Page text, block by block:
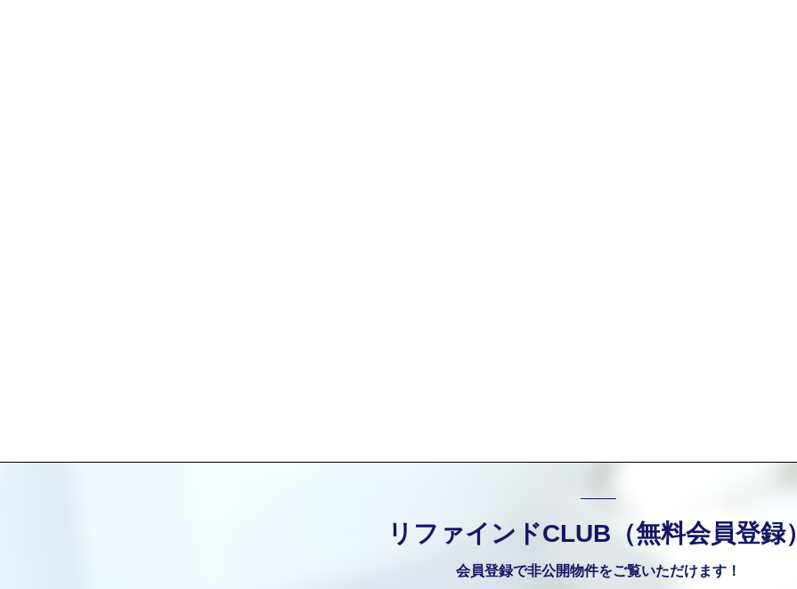
リファインドCLUB（無料会員登録）
会員登録で非公開物件をご覧いただけます！